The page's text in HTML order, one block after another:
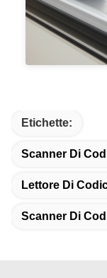
Etichette:
Scanner Di
Lettore Di
Scanner Di